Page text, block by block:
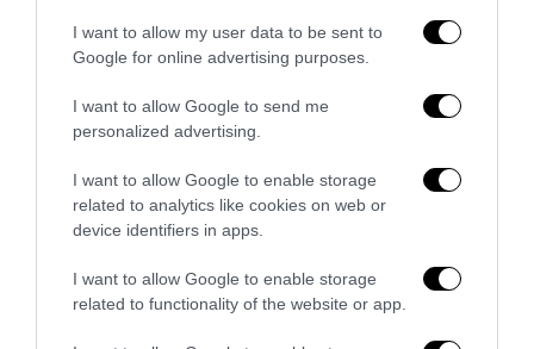
I want to allow my user data to be sent to
Google for online advertising purposes.
I want to allow Google to send me
personalized advertising.
I want to allow Google to enable storage
related to analytics like cookies on web or
device identifiers in apps.
I want to allow Google to enable storage
related to functionality of the website or app.
Tekne agli americani: il Golden Power è l’ultima trincea
di uno Stato senza politica...